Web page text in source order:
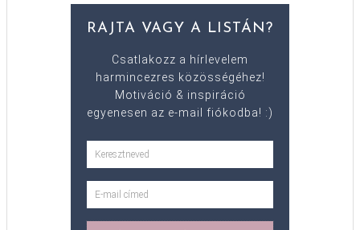
RAJTA VAGY A LISTÁN?
Csatlakozz a hírlevelem
harmincezres közösségéhez!
Motiváció & inspiráció
egyenesen az e-mail fiókodba! :)